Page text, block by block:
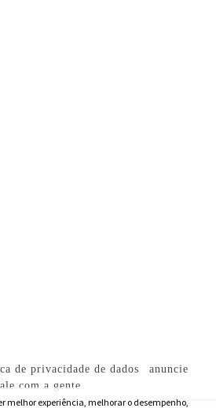
de privacidade de dados
anuncie
com a gente
melhor experiência, melhorar o desempenho,